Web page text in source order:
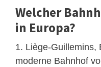
Welcher
in Europa?
1. Liège-Guillemins,
moderne Bahnhof